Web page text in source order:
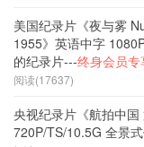
美国纪录片《夜与雾
1955》英语中字
的纪录片---终身会员专
阅读(17637)
央视纪录片《航拍中
720P/TS/10.5G 全景